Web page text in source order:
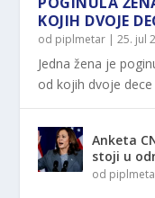
KOJIH DVOJE
od piplmetar |25. jul
Jedna žena je
od kojih dvoje
Anketa
stoji u
od